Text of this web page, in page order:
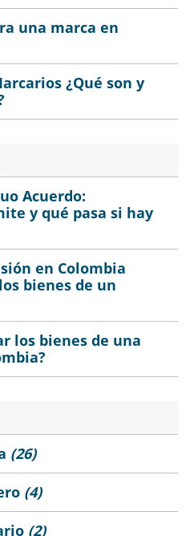
una marca en
¿Qué son y
Acuerdo:
y qué pasa si hay
en Colombia
bienes de un
los bienes de una
(26)
(4)
(2)